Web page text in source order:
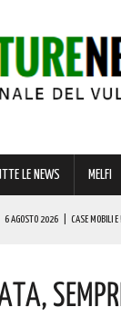
LE NEWS MELFI
6 AGOSTO 2026 CASE MOBILI E
| OGGI, GIORNO DELLA